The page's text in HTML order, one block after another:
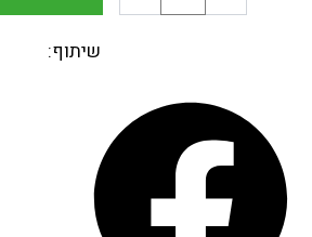
שיתוף: